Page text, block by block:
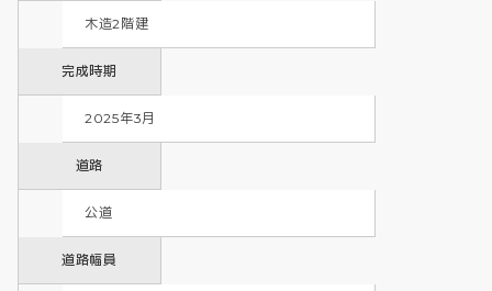
木造2階建
完成時期
2025年3月
道路
公道
道路幅員